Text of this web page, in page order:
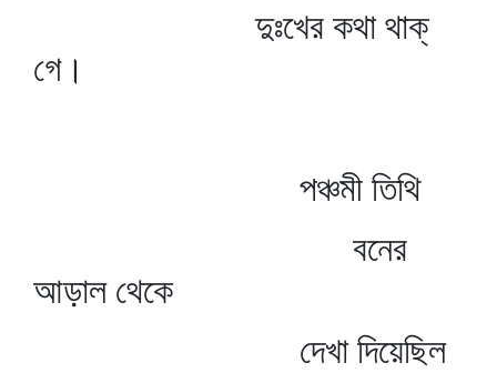
দুঃখের কথা থাক্‌
গে।
পঞ্চমী তিথি
বনের
আড়াল থেকে
দেখা দিয়েছিল